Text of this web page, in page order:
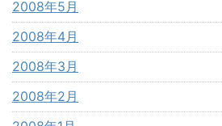
2008年5月
2008年4月
2008年3月
2008年2月